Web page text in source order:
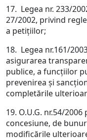
17. Legea nr. 233/
27/2002, privind
a petiţiilor;
18. Legea nr.161/
asigurarea
publice, a funcţiilor
prevenirea şi
completările
19. O.U.G. nr.54/
concesiune, de
modificările